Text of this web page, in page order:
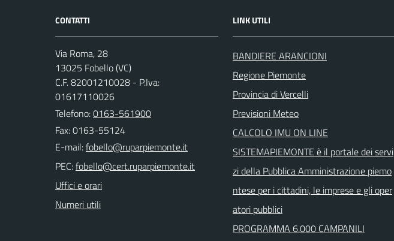
CONTATTI
Via Roma, 28
13025 Fobello (VC)
C.F. 82001210028 - P.Iva:
01617110026
Telefono:0163-561900
Fax: 0163-55124
E-mail:
PEC:
Uffici e orari
Numeri utili
LINK UTILI
BANDIERE ARANCIONI
Regione Piemonte
Provincia di Vercelli
Previsioni Meteo
CALCOLO IMU ON LINE
SISTEMAPIEMONTE è il portale dei servi
zi della Pubblica Amministrazione piemo
ntese per i cittadini, le imprese e gli oper
atori pubblici
PROGRAMMA 6.000 CAMPANILI